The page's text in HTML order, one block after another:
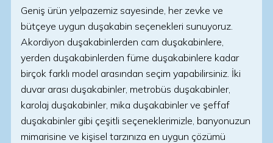
Geniş ürün yelpazemiz sayesinde, her zevke ve
bütçeye uygun duşakabin seçenekleri sunuyoruz.
Akordiyon duşakabinlerden cam duşakabinlere,
yerden duşakabinlerden füme duşakabinlere kadar
birçok farklı model arasından seçim yapabilirsiniz. İki
duvar arası duşakabinler, metrobüs duşakabinler,
karolaj duşakabinler, mika duşakabinler ve şeffaf
duşakabinler gibi çeşitli seçeneklerimizle, banyonuzun
mimarisine ve kişisel tarzınıza en uygun çözümü